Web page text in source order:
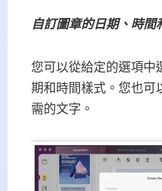
自訂圖章的日期、時間
您可以從給定的選項中
期和時間樣式。您也可
需的文字。